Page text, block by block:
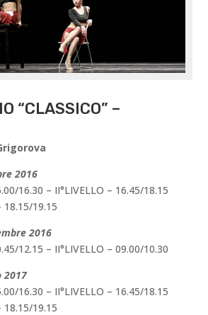
“CLASSICO” –
2016
16.30 – II°LIVELLO – 16.45/18.15
19.15
2016
12.15 – II°LIVELLO – 09.00/10.30
2017
16.30 – II°LIVELLO – 16.45/18.15
19.15